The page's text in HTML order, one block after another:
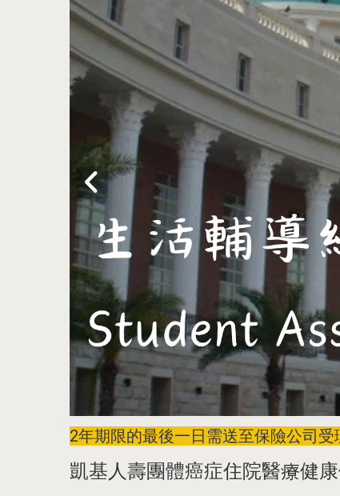
2年期限的最後一日需送至保險公司
凱基人壽團體癌症住院醫療健